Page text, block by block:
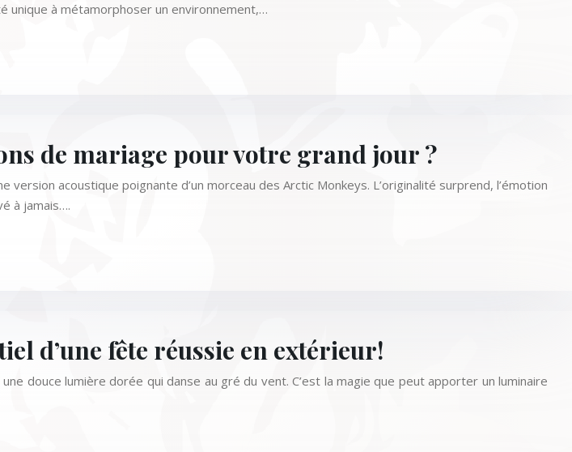
unique à métamorphoser un environnement,…
de mariage pour votre grand jour ?
acoustique poignante d’un morceau des Arctic Monkeys. L’originalité surprend, l’émotion
à jamais….
d’une fête réussie en extérieur!
douce lumière dorée qui danse au gré du vent. C’est la magie que peut apporter un luminaire